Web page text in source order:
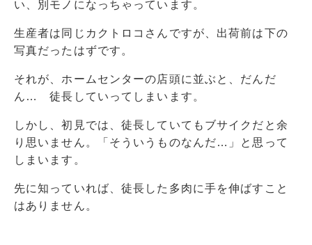
い、別モノになっちゃっています。
生産者は同じカクトロコさんですが、出荷前は下の
写真だったはずです。
それが、ホームセンターの店頭に並ぶと、だんだ
ん… 徒長していってしまいます。
しかし、初見では、徒長していてもブサイクだと余
り思いません。「そういうものなんだ…」と思って
しまいます。
先に知っていれば、徒長した多肉に手を伸ばすこと
はありません。